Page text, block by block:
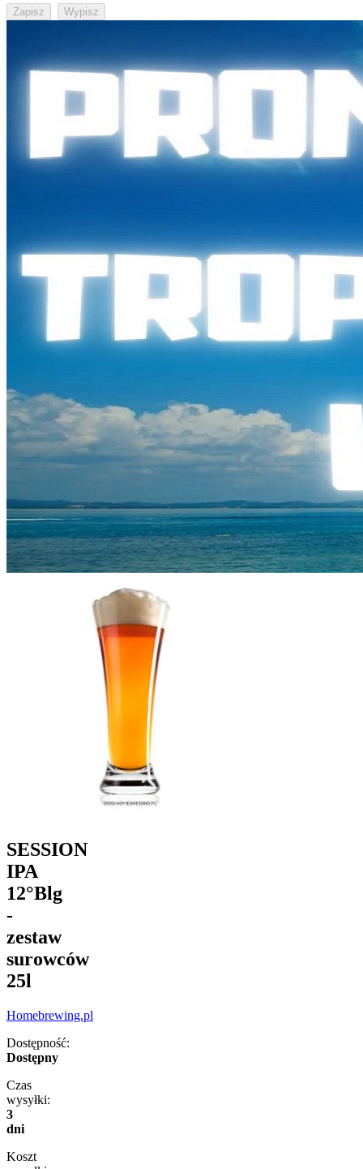
SESSION
IPA
12°Blg
-
zestaw
surowców
25l
Homebrewing.pl
Dostępność:
Dostępny
Czas
wysyłki:
3
dni
Koszt